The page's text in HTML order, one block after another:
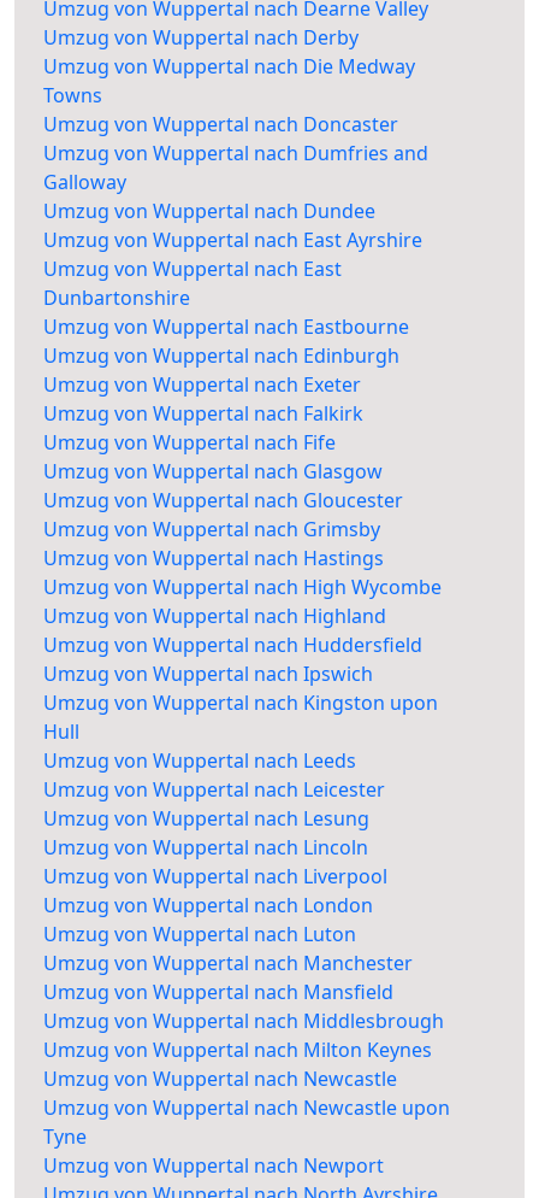
Umzug von Wuppertal nach Dearne Valley
Umzug von Wuppertal nach Derby
Umzug von Wuppertal nach Die Medway
Towns
Umzug von Wuppertal nach Doncaster
Umzug von Wuppertal nach Dumfries and
Galloway
Umzug von Wuppertal nach Dundee
Umzug von Wuppertal nach East Ayrshire
Umzug von Wuppertal nach East
Dunbartonshire
Umzug von Wuppertal nach Eastbourne
Umzug von Wuppertal nach Edinburgh
Umzug von Wuppertal nach Exeter
Umzug von Wuppertal nach Falkirk
Umzug von Wuppertal nach Fife
Umzug von Wuppertal nach Glasgow
Umzug von Wuppertal nach Gloucester
Umzug von Wuppertal nach Grimsby
Umzug von Wuppertal nach Hastings
Umzug von Wuppertal nach High Wycombe
Umzug von Wuppertal nach Highland
Umzug von Wuppertal nach Huddersfield
Umzug von Wuppertal nach Ipswich
Umzug von Wuppertal nach Kingston upon
Hull
Umzug von Wuppertal nach Leeds
Umzug von Wuppertal nach Leicester
Umzug von Wuppertal nach Lesung
Umzug von Wuppertal nach Lincoln
Umzug von Wuppertal nach Liverpool
Umzug von Wuppertal nach London
Umzug von Wuppertal nach Luton
Umzug von Wuppertal nach Manchester
Umzug von Wuppertal nach Mansfield
Umzug von Wuppertal nach Middlesbrough
Umzug von Wuppertal nach Milton Keynes
Umzug von Wuppertal nach Newcastle
Umzug von Wuppertal nach Newcastle upon
Tyne
Umzug von Wuppertal nach Newport